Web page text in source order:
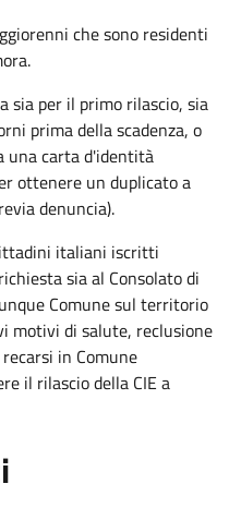
che sono residenti
sia per il primo rilascio, sia
prima della scadenza, o
una carta d'identità
ottenere un duplicato a
denuncia).
italiani iscritti
sia al Consolato di
Comune sul territorio
motivi di salute, reclusione
in Comune
il rilascio della CIE a